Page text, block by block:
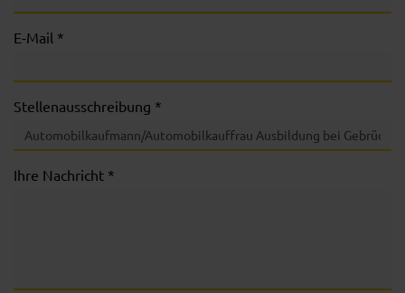
E-Mail *
Stellenausschreibung *
Ihre Nachricht *